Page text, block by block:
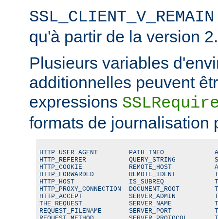
SSL_CLIENT_V_REMAIN
qu'à partir de la version
Plusieurs variables
additionnelles peuvent
expressions
formats de journalisation
HTTP_USER_AGENT        PATH_INFO
HTTP_REFERER           QUERY_STRING
HTTP_COOKIE            REMOTE_HOST
HTTP_FORWARDED         REMOTE_IDENT
HTTP_HOST              IS_SUBREQ
HTTP_PROXY_CONNECTION  DOCUMENT_ROOT
HTTP_ACCEPT            SERVER_ADMIN
THE_REQUEST            SERVER_NAME
REQUEST_FILENAME       SERVER_PORT